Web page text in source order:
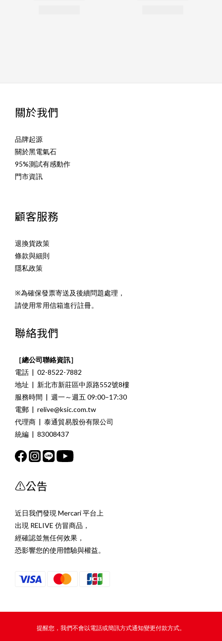
關於我們
品牌起源
關於黑電氣石
95%測試有感動作
門市資訊
顧客服務
退換貨政策
條款與細則
隱私政策
※為確保發票寄送及後續問題處理，
請使用常用信箱進行註冊。
聯絡我們
［總公司聯絡資訊］
電話 | 02-8522-7882
地址 | 新北市新莊區中原路552號8樓
服務時間 | 週一～週五 09:00–17:30
電郵 | relive@ksic.com.tw
代理商 | 泰通貿易股份有限公司
統編 | 83008437
⚠️公告
近日我們發現 Mercari 平台上
出現 RELIVE 仿冒商品，
經確認並無任何效果，
恐影響您的使用體驗與權益。
提醒您，我們不會以電話或簡訊方式通知變更付款方式。